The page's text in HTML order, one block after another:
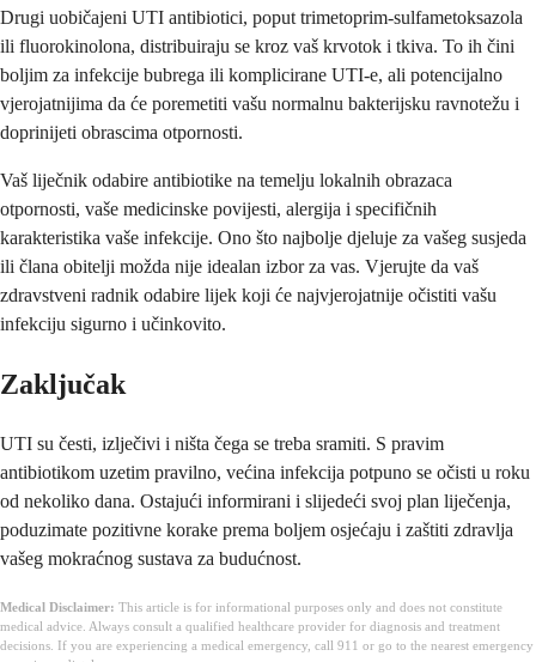
Drugi uobičajeni UTI antibiotici, poput trimetoprim-sulfametoksazola
ili fluorokinolona, distribuiraju se kroz vaš krvotok i tkiva. To ih čini
boljim za infekcije bubrega ili komplicirane UTI-e, ali potencijalno
vjerojatnijima da će poremetiti vašu normalnu bakterijsku ravnotežu i
doprinijeti obrascima otpornosti.
Vaš liječnik odabire antibiotike na temelju lokalnih obrazaca
otpornosti, vaše medicinske povijesti, alergija i specifičnih
karakteristika vaše infekcije. Ono što najbolje djeluje za vašeg susjeda
ili člana obitelji možda nije idealan izbor za vas. Vjerujte da vaš
zdravstveni radnik odabire lijek koji će najvjerojatnije očistiti vašu
infekciju sigurno i učinkovito.
Zaključak
UTI su česti, izlječivi i ništa čega se treba sramiti. S pravim
antibiotikom uzetim pravilno, većina infekcija potpuno se očisti u roku
od nekoliko dana. Ostajući informirani i slijedeći svoj plan liječenja,
poduzimate pozitivne korake prema boljem osjećaju i zaštiti zdravlja
vašeg mokraćnog sustava za budućnost.
Medical Disclaimer: This article is for informational purposes only and does not constitute
medical advice. Always consult a qualified healthcare provider for diagnosis and treatment
decisions. If you are experiencing a medical emergency, call 911 or go to the nearest emergency